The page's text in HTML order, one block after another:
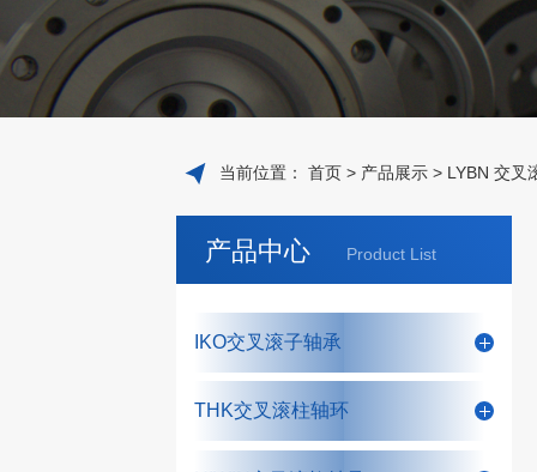
当前位置： 首页> 产品展示> LYBN 交叉
产品中心 Product List
IKO交叉滚子轴承
THK交叉滚柱轴环